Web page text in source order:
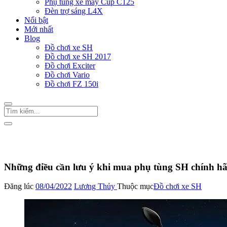
Phụ tùng xe máy Cup C125
Đèn trợ sáng L4X
Nổi bật
Mới nhất
Blog
Đồ chơi xe SH
Đồ chơi xe SH 2017
Đồ chơi Exciter
Đồ chơi Vario
Đồ chơi FZ 150i
Những điều cần lưu ý khi mua phụ tùng SH chính
Đăng lúc 08/04/2022 Lương Thủy Thuộc mụcĐồ chơi xe SH